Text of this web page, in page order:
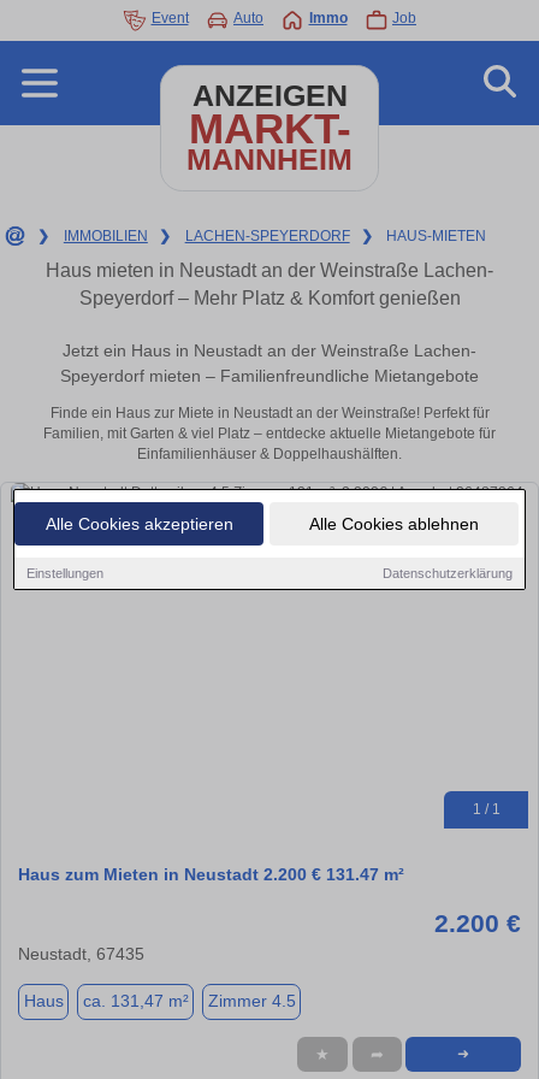
Alle Cookies akzeptieren Alle Cookies ablehnen
Einstellungen Datenschutzerklärung
Event Auto Immo Job
ANZEIGEN
MARKT-
MANNHEIM
❯ IMMOBILIEN ❯ LACHEN-SPEYERDORF ❯ HAUS-MIETEN
Haus mieten in Neustadt an der Weinstraße Lachen-
Speyerdorf – Mehr Platz & Komfort genießen
Jetzt ein Haus in Neustadt an der Weinstraße Lachen-
Speyerdorf mieten – Familienfreundliche Mietangebote
Finde ein Haus zur Miete in Neustadt an der Weinstraße! Perfekt für
Familien, mit Garten & viel Platz – entdecke aktuelle Mietangebote für
Einfamilienhäuser & Doppelhaushälften.
1 / 1
Haus zum Mieten in Neustadt 2.200 € 131.47 m²
2.200 €
Neustadt, 67435
Haus ca. 131,47 m² Zimmer 4.5
★ ➦ ➜